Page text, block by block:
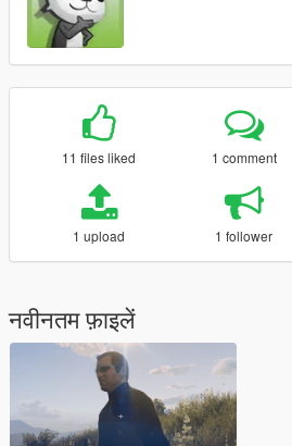
11 files liked 1 comment
1 upload 1 follower
नवीनतम फ़ाइलें